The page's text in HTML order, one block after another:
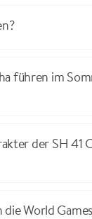
führen im
der SH 41
World